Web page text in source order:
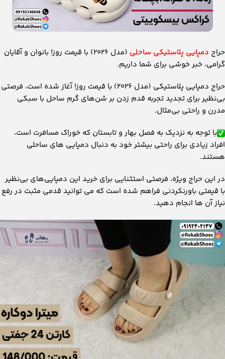
حراج دمپایی پلاستیکی ساحلی
(مدل 2026) با قیمت روز! بانوان و آقایان
گرامی، خبر خوشی برای شما داریم.
حراج دمپایی پلاستیکی (مدل 2026) با قیمت روز! آغاز شده است، فرصتی
بی‌نظیر برای تجدید تجربه قدم زدن بر شن‌های گرم ساحل با سبکی
مدرن و راحتی بی‌مثال.
با توجه به نزدیک به فصل بهار و تابستان که خوراک مسافرت است،
افراد زیادی برای راحتی بیشتر خود به دنبال دمپایی های ساحلی
هستند.
در این حراج ویژه، فرصتی استثنایی برای خرید این دمپایی‌های بی‌نظیر
با قیمتی باورنکردنی فراهم شده است که می توانید قدمی مثبت در رفع
نیاز آن ها انجام دهید.